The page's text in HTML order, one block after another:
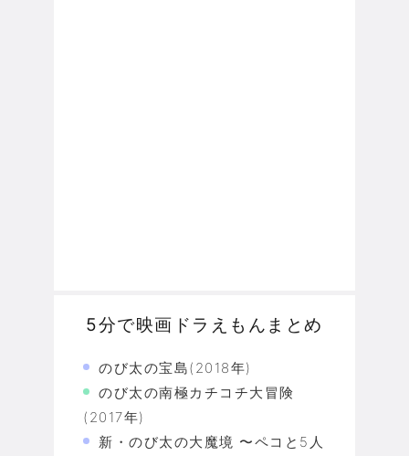
5分で映画ドラえもんまとめ
のび太の宝島(2018年)
のび太の南極カチコチ大冒険
(2017年)
新・のび太の大魔境 〜ペコと5人